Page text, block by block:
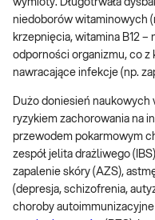
wymioty. Długotrwała
niedoborów witaminowych
krzepnięcia, witamina B12
odporności organizmu, co z
nawracające infekcje (np.
Dużo doniesień
ryzykiem zachorowania na
przewodem pokarmowym
zespół jelita drażliwego
zapalenie skóry (AZS),
(depresja, schizofrenia,
choroby autoimmunizacyjne